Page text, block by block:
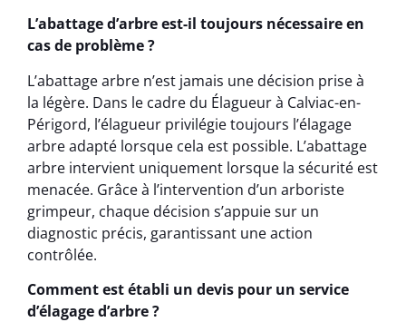
L’abattage d’arbre est-il toujours nécessaire en
cas de problème ?
L’abattage arbre n’est jamais une décision prise à
la légère. Dans le cadre du Élagueur à Calviac-en-
Périgord, l’élagueur privilégie toujours l’élagage
arbre adapté lorsque cela est possible. L’abattage
arbre intervient uniquement lorsque la sécurité est
menacée. Grâce à l’intervention d’un arboriste
grimpeur, chaque décision s’appuie sur un
diagnostic précis, garantissant une action
contrôlée.
Comment est établi un devis pour un service
d’élagage d’arbre ?